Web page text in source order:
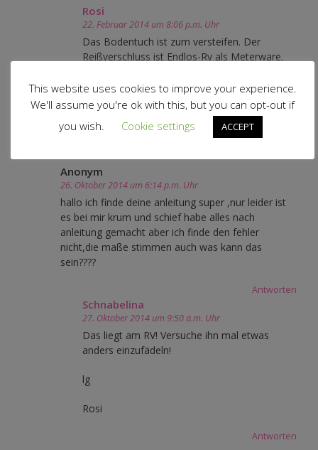
Rosi
22. Februar 2014 um 8:06 p.m. Uhr
Das Bodentuch ist zum versteifen. Der
Reißverschluss ist Endlos-Rv als Meterware.
lg
Rosi
Anonym
26. Oktober 2014 um 6:14 p.m. Uhr
hallo ich finde deine anleitung super ,nur leider ist
es bei mir krum und schief habe alles nach
anleitung gemacht aber ich finde den fehler
nicht,die maße stimmen auch was kann das
sein????
Antworten
Schnabelina
27. Oktober 2014 um 9:50 a.m. Uhr
Das liegt am RV! Versuche ihn mal etwas
anders einzufädeln!
lg
Rosi
Antworten
This website uses cookies to improve your experience.
We'll assume you're ok with this, but you can opt-out if
you wish.
Cookie settings ACCEPT